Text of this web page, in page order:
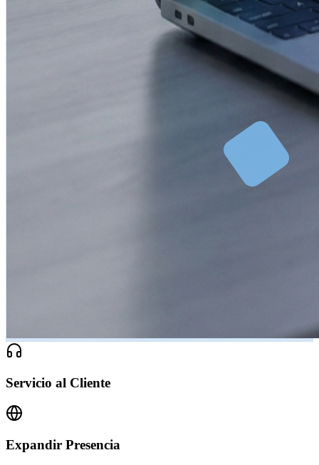
Servicio al Cliente
Expandir Presencia